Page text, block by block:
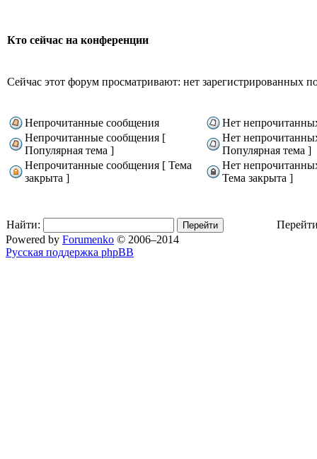
Кто сейчас на конференции
Сейчас этот форум просматривают: нет зарегистрированных
Непрочитанные сообщения
Нет
Непрочитанные сообщения [
Популярная тема ]
Нет
Популярная тема ]
Непрочитанные сообщения [ Тема
закрыта ]
Нет
Тема закрыта ]
Найти:
Powered by Forumenko © 2006–2014
Русская поддержка phpBB